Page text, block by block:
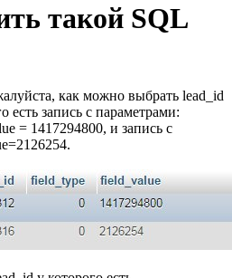
такой SQL
как можно выбрать lead_id
есть запись с параметрами:
= 1417294800, и запись с